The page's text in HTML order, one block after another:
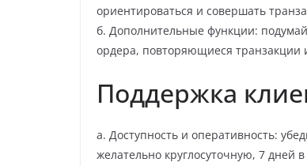
ориентироваться и совершать
б. Дополнительные функции:
ордера, повторяющиеся
Поддержка
а. Доступность и оперативность:
желательно круглосуточную, 7